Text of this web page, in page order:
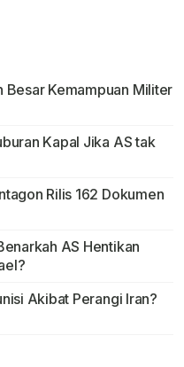
Besar Kemampuan Militer
Kapal Jika AS tak
Rilis 162 Dokumen
AS Hentikan
Akibat Perangi Iran?